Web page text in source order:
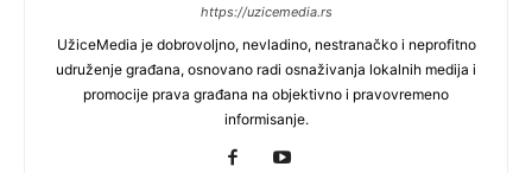
https://uzicemedia.rs
UžiceMedia je dobrovoljno, nevladino, nestranačko i neprofitno
udruženje građana, osnovano radi osnaživanja lokalnih medija i
promocije prava građana na objektivno i pravovremeno
informisanje.